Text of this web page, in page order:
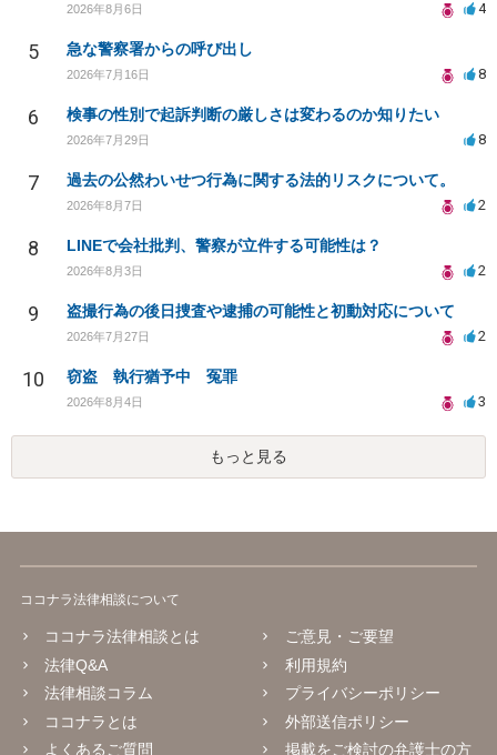
2026年8月6日 4
5 急な警察署からの呼び出し
2026年7月16日 8
6 検事の性別で起訴判断の厳しさは変わるのか知りたい
2026年7月29日 8
7 過去の公然わいせつ行為に関する法的リスクについて。
2026年8月7日 2
8 LINEで会社批判、警察が立件する可能性は？
2026年8月3日 2
9 盗撮行為の後日捜査や逮捕の可能性と初動対応について
2026年7月27日 2
10 窃盗 執行猶予中 冤罪
2026年8月4日 3
もっと見る
ココナラ法律相談について
ココナラ法律相談とは
法律Q&A
法律相談コラム
ココナラとは
よくあるご質問
ご意見・ご要望
利用規約
プライバシーポリシー
外部送信ポリシー
掲載をご検討の弁護士の方